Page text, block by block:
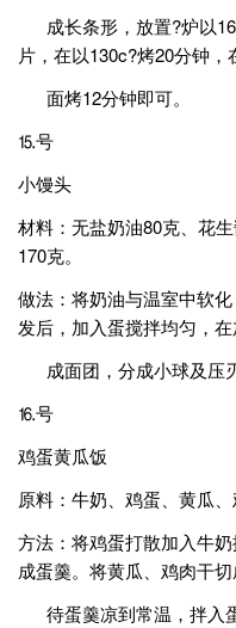
成长条形，放置?炉以
片，在以130c?烤20分钟，
面烤12分钟即可。
⒖号
小馒头
材料：无盐奶油80克、花
170克。
做法：将奶油与温室中软
发后，加入蛋搅拌均匀，
成面团，分成小球及压
⒗号
鸡蛋黄瓜饭
原料：牛奶、鸡蛋、黄瓜
方法：将鸡蛋打散加入牛
成蛋羹。将黄瓜、鸡肉干切
待蛋羹凉到常温，拌入